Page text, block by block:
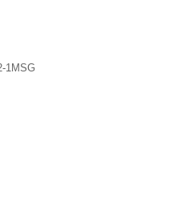
1MSG